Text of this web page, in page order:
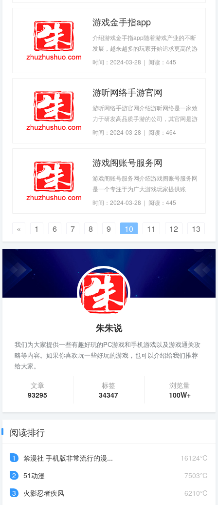
游戏盒有许多与其他游戏平台不同之处。
戏，从休闲类到格斗类游戏，再到模拟类
游戏，您都可以
游戏金手指app
介绍游戏金手指app随着游戏产业的不断
发展，越来越多的玩家开始追求更高的游
戏体验以及更高的游戏成就。而游戏金手
游戏金手指app就是一款游戏外挂程序，
些特殊功能，例
时间：2024-03-28 | 阅读：445
游昕网络手游官网
游昕网络手游官网介绍游昕网络是一家致
力于研发高品质手游的公司，其官网是游
戏玩家掌握游戏信息和下载游戏的渠道。
者浏览。游戏分类游昕网络手游官网的游
险、卡牌策略、竞技休闲和音乐舞蹈等多
种类型的游戏
时间：2024-03-28 | 阅读：464
游戏阁账号服务网
游戏阁账号服务网介绍游戏阁账号服务网
是一个专注于为广大游戏玩家提供账
时间：2024-03-28 | 阅读：445
« 1 6 7 8 9 10 11 12 13
朱朱说
我们为大家提供一些有趣好玩的PC游戏和手机游戏以及游戏通关攻
略等内容。如果你喜欢玩一些好玩的游戏，也可以介绍给我们推荐
给大家。
文章
93295
标签
34347
浏览量
100W+
阅读排行
16124℃
1
禁漫社 手机版非常流行的漫...
7503℃
2
51动漫
6210℃
3
火影忍者疾风